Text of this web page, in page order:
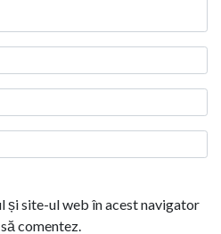
și site-ul web în acest navigator
comentez.